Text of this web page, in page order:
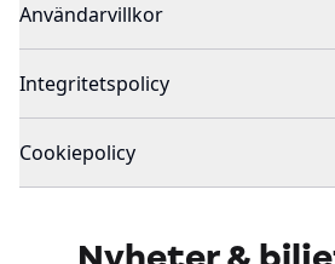
Användarvillkor
Integritetspolicy
Cookiepolicy